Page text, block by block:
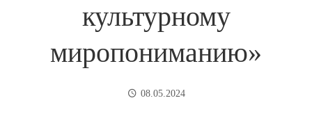
культурному
миропониманию»
08.05.2024